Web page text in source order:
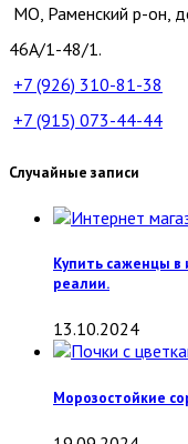
МО, Раменский р-он,
46А/1-48/1.
+7 (926) 310-81-38
+7 (915) 073-44-44
Случайные записи
Купить саженцы
реалии.
13.10.2024
Морозостойкие